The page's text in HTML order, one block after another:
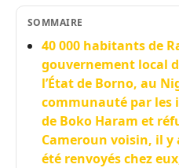
SOMMAIRE
40 000 habitants de
gouvernement local
l’État de Borno, au
communauté par les
de Boko Haram et
Cameroun voisin, il
été renvoyés chez